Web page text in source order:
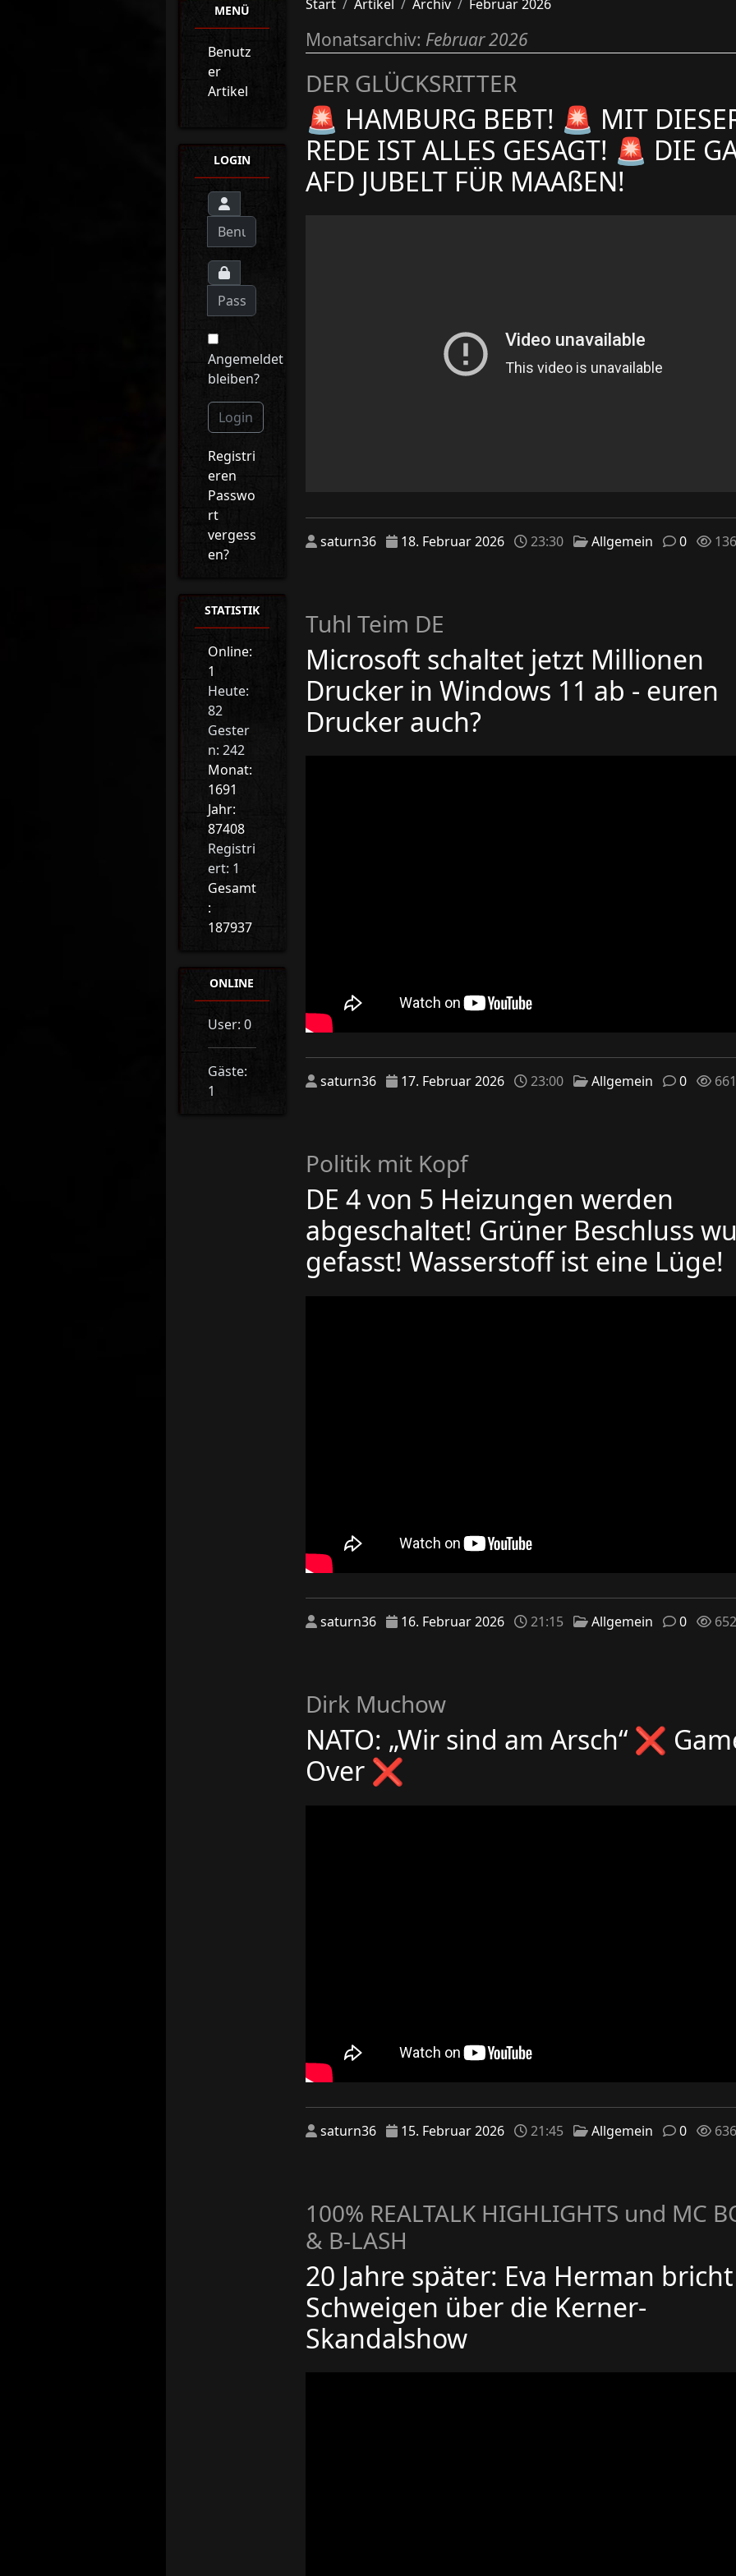
MENÜ
Benutz
er
Artikel
LOGIN
Angemeldet
bleiben?
Login
Registri
eren
Passwo
rt
vergess
en?
STATISTIK
Online:
1
Heute:
82
Gester
n: 242
Monat:
1691
Jahr:
87408
Registri
ert: 1
Gesamt
:
187937
ONLINE
User: 0
Gäste:
1
Start Artikel Archiv Februar 2026
Monatsarchiv: Februar 2026
DER GLÜCKSRITTER
🚨 HAMBURG BEBT! 🚨 MIT
REDE IST ALLES GESAGT! 🚨 DIE
AFD JUBELT FÜR MAAßEN!
saturn36 18. Februar 2026 23:30 Allgemein 0
Tuhl Teim DE
Microsoft schaltet jetzt Millionen
Drucker in Windows 11 ab - euren
Drucker auch?
saturn36 17. Februar 2026 23:00 Allgemein 0
Politik mit Kopf
DE 4 von 5 Heizungen werden
abgeschaltet! Grüner Beschluss
gefasst! Wasserstoff ist eine Lüge!
saturn36 16. Februar 2026 21:15 Allgemein 0
Dirk Muchow
NATO: „Wir sind am Arsch“ ❌
Over ❌
saturn36 15. Februar 2026 21:45 Allgemein 0
100% REALTALK HIGHLIGHTS und MC
& B-LASH
20 Jahre später: Eva Herman
Schweigen über die Kerner-
Skandalshow